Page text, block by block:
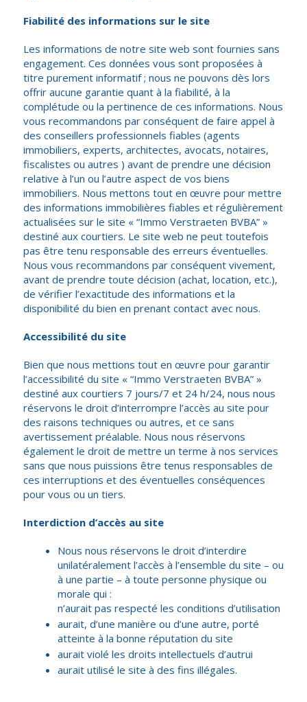
Fiabilité des informations sur le site
Les informations de notre site web sont fournies sans
engagement. Ces données vous sont proposées à
titre purement informatif ; nous ne pouvons dès lors
offrir aucune garantie quant à la fiabilité, à la
complétude ou la pertinence de ces informations. Nous
vous recommandons par conséquent de faire appel à
des conseillers professionnels fiables (agents
immobiliers, experts, architectes, avocats, notaires,
fiscalistes ou autres ) avant de prendre une décision
relative à l’un ou l’autre aspect de vos biens
immobiliers. Nous mettons tout en œuvre pour mettre
des informations immobilières fiables et régulièrement
actualisées sur le site « “Immo Verstraeten BVBA” »
destiné aux courtiers. Le site web ne peut toutefois
pas être tenu responsable des erreurs éventuelles.
Nous vous recommandons par conséquent vivement,
avant de prendre toute décision (achat, location, etc.),
de vérifier l’exactitude des informations et la
disponibilité du bien en prenant contact avec nous.
Accessibilité du site
Bien que nous mettions tout en œuvre pour garantir
l’accessibilité du site « “Immo Verstraeten BVBA” »
destiné aux courtiers 7 jours/7 et 24 h/24, nous nous
réservons le droit d’interrompre l’accès au site pour
des raisons techniques ou autres, et ce sans
avertissement préalable. Nous nous réservons
également le droit de mettre un terme à nos services
sans que nous puissions être tenus responsables de
ces interruptions et des éventuelles conséquences
pour vous ou un tiers.
Interdiction d’accès au site
Nous nous réservons le droit d’interdire
unilatéralement l’accès à l’ensemble du site – ou
à une partie – à toute personne physique ou
morale qui :
n’aurait pas respecté les conditions d’utilisation
aurait, d’une manière ou d’une autre, porté
atteinte à la bonne réputation du site
aurait violé les droits intellectuels d’autrui
aurait utilisé le site à des fins illégales.